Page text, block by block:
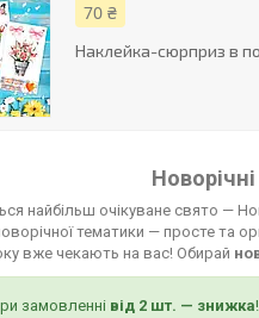
70 ₴
Наклейка-сюрприз в
найбільш очікуване свято —
тематики — просте та
вже чекають на вас! Обирай
замовленні від 2 шт. — знижка!